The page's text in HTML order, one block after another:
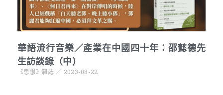
華語流行音樂／產業在中國四十年：邵懿德先
生訪談錄（中）
《思想》雜誌 2023-08-22